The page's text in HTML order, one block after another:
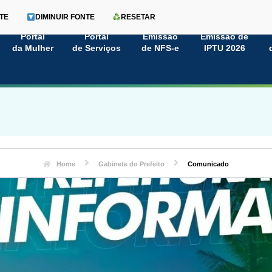
Portal
da Mulher
Portal
de Serviços
Emissão
de NFS-e
Emissão de
IPTU 2026
DIMINUIR FONTE RESETAR
Home Gabinete do Prefeito Comunicado